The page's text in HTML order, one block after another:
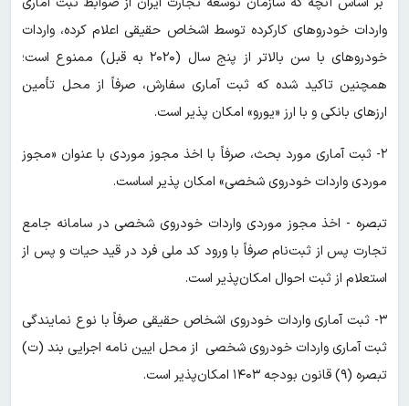
واردات خودروهای کارکرده توسط اشخاص حقیقی اعلام کرده، واردات
خودروهای با سن بالاتر از پنج سال (۲۰۲۰ به قبل) ممنوع است؛
همچنین تاکید شده که ثبت آماری سفارش، صرفاً از محل تأمین
ارزهای بانکی و با ارز «یورو» امکان پذیر است.
٢- ثبت آماری مورد بحث، صرفاً با اخذ مجوز موردی با عنوان «مجوز
موردی واردات خودروی شخصی» امکان پذیر اساست.
تبصره - اخذ مجوز موردی واردات خودروی شخصی در سامانه جامع
تجارت پس از ثبت‌نام صرفاً با ورود کد ملی فرد در قید حیات و پس از
استعلام از ثبت احوال امکان‌پذیر است.
٣- ثبت آماری واردات خودروی اشخاص حقیقی صرفاً با نوع نمایندگی
ثبت آماری واردات خودروی شخصی از محل ایین نامه اجرایی بند (ت)
تبصره (۹) قانون بودجه ۱۴۰۳ امکان‌پذیر است.